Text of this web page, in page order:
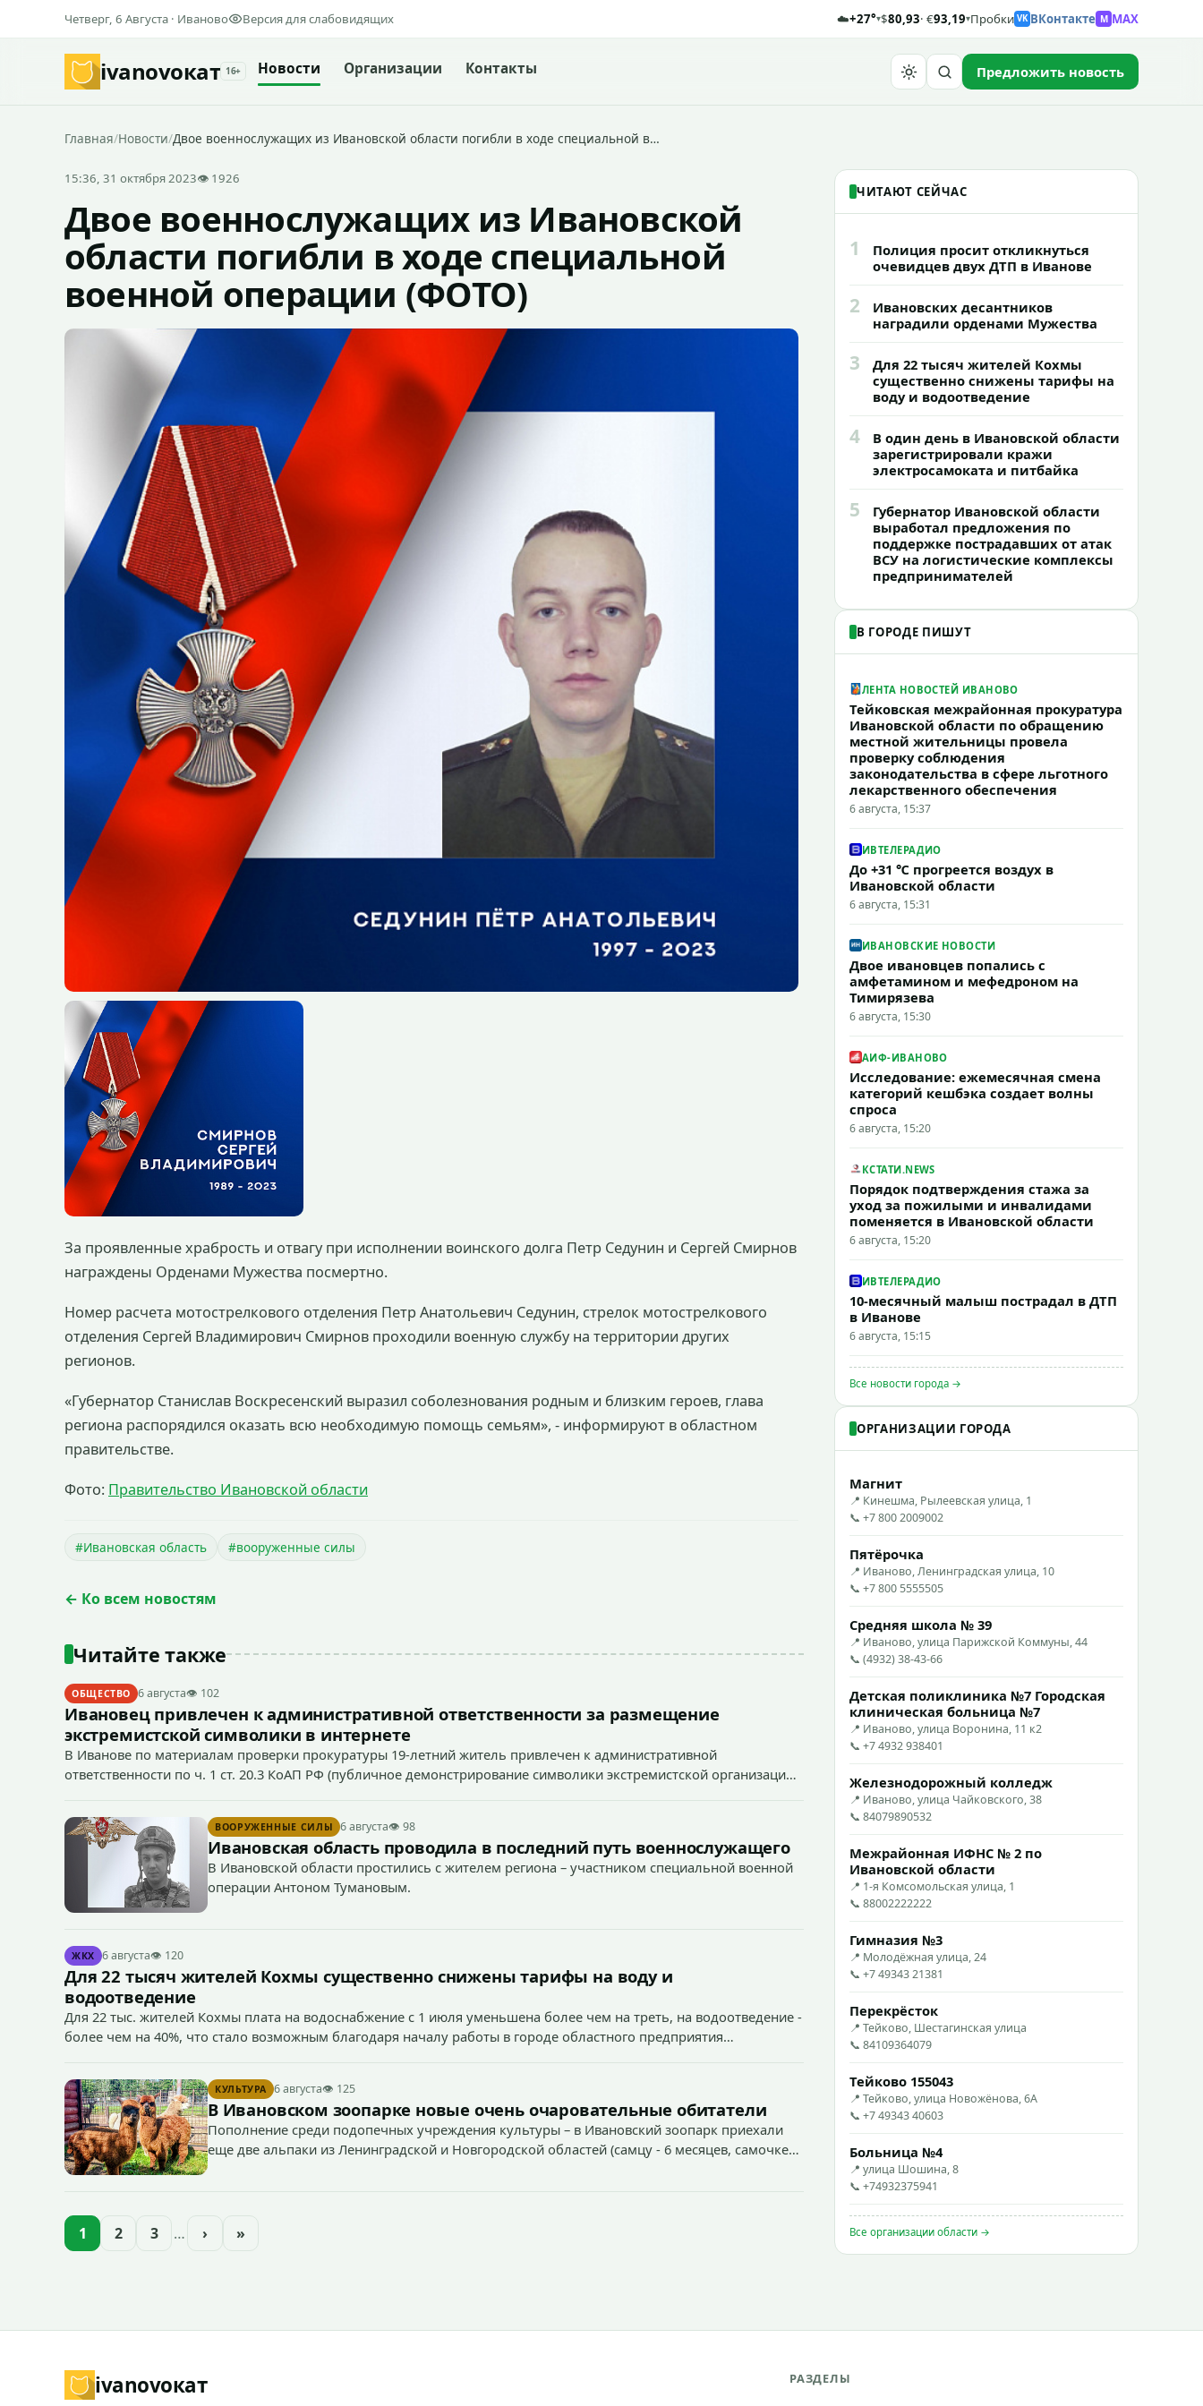
Четверг, 6 Августа · Иваново Версия для слабовидящих ☁️+27°▾$80,93· €93,19▾Пробки VK ВКонтакте M MAX
ivanovoкат 16+ Новости Организации Контакты Предложить новость
Главная/Новости/Двое военнослужащих из Ивановской области погибли в ходе специальной в…
15:36, 31 октября 2023👁 1926
Двое военнослужащих из Ивановской
области погибли в ходе специальной
военной операции (ФОТО)
За проявленные храбрость и отвагу при исполнении воинского долга Петр Седунин и Сергей Смирнов
награждены Орденами Мужества посмертно.
Номер расчета мотострелкового отделения Петр Анатольевич Седунин, стрелок мотострелкового
отделения Сергей Владимирович Смирнов проходили военную службу на территории других
регионов.
«Губернатор Станислав Воскресенский выразил соболезнования родным и близким героев, глава
региона распорядился оказать всю необходимую помощь семьям», - информируют в областном
правительстве.
Фото: Правительство Ивановской области
#Ивановская область #вооруженные силы
← Ко всем новостям
Читайте также
ОБЩЕСТВО 6 августа👁 102
Ивановец привлечен к административной ответственности за размещение
экстремистской символики в интернете
В Иванове по материалам проверки прокуратуры 19-летний житель привлечен к административной
ответственности по ч. 1 ст. 20.3 КоАП РФ (публичное демонстрирование символики экстремистской организации,
символики в сети Интернет.
ВООРУЖЕННЫЕ СИЛЫ 6 августа👁 98
Ивановская область проводила в последний путь военнослужащего
В Ивановской области простились с жителем региона – участником специальной военной
операции Антоном Тумановым.
ЖКХ 6 августа👁 120
Для 22 тысяч жителей Кохмы существенно снижены тарифы на воду и
водоотведение
Для 22 тыс. жителей Кохмы плата на водоснабжение с 1 июля уменьшена более чем на треть, на водоотведение -
более чем на 40%, что стало возможным благодаря началу работы в городе областного предприятия
КУЛЬТУРА 6 августа👁 125
В Ивановском зоопарке новые очень очаровательные обитатели
Пополнение среди подопечных учреждения культуры – в Ивановский зоопарк приехали
еще две альпаки из Ленинградской и Новгородской областей (самцу - 6 месяцев, самочке
1 2 3 … › »
ЧИТАЮТ СЕЙЧАС
1
Полиция просит откликнуться
очевидцев двух ДТП в Иванове
2
Ивановских десантников
наградили орденами Мужества
3
Для 22 тысяч жителей Кохмы
существенно снижены тарифы на
воду и водоотведение
4
В один день в Ивановской области
зарегистрировали кражи
электросамоката и питбайка
5
Губернатор Ивановской области
выработал предложения по
поддержке пострадавших от атак
ВСУ на логистические комплексы
предпринимателей
В ГОРОДЕ ПИШУТ
ЛЕНТА НОВОСТЕЙ ИВАНОВО
Тейковская межрайонная прокуратура
Ивановской области по обращению
местной жительницы провела
проверку соблюдения
законодательства в сфере льготного
лекарственного обеспечения
6 августа, 15:37
ИВТЕЛЕРАДИО
До +31 ℃ прогреется воздух в
Ивановской области
6 августа, 15:31
ИВАНОВСКИЕ НОВОСТИ
Двое ивановцев попались с
амфетамином и мефедроном на
Тимирязева
6 августа, 15:30
АИФ-ИВАНОВО
Исследование: ежемесячная смена
категорий кешбэка создает волны
спроса
6 августа, 15:20
КСТАТИ.NEWS
Порядок подтверждения стажа за
уход за пожилыми и инвалидами
поменяется в Ивановской области
6 августа, 15:20
ИВТЕЛЕРАДИО
10-месячный малыш пострадал в ДТП
в Иванове
6 августа, 15:15
Все новости города →
ОРГАНИЗАЦИИ ГОРОДА
Магнит
📍 Кинешма, Рылеевская улица, 1
📞 +7 800 2009002
Пятёрочка
📍 Иваново, Ленинградская улица, 10
📞 +7 800 5555505
Средняя школа № 39
📍 Иваново, улица Парижской Коммуны, 44
📞 (4932) 38-43-66
Детская поликлиника №7 Городская
клиническая больница №7
📍 Иваново, улица Воронина, 11 к2
📞 +7 4932 938401
Железнодорожный колледж
📍 Иваново, улица Чайковского, 38
📞 84079890532
Межрайонная ИФНС № 2 по
Ивановской области
📍 1-я Комсомольская улица, 1
📞 88002222222
Гимназия №3
📍 Молодёжная улица, 24
📞 +7 49343 21381
Перекрёсток
📍 Тейково, Шестагинская улица
📞 84109364079
Тейково 155043
📍 Тейково, улица Новожёнова, 6А
📞 +7 49343 40603
Больница №4
📍 улица Шошина, 8
📞 +74932375941
Все организации области →
ivanovoкат РАЗДЕЛЫ